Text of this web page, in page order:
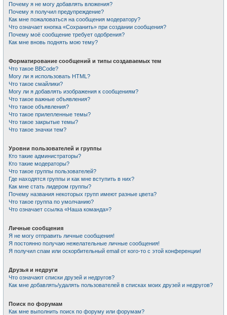
Почему я не могу добавлять вложения?
Почему я получил предупреждение?
Как мне пожаловаться на сообщения модератору?
Что означает кнопка «Сохранить» при создании сообщения?
Почему моё сообщение требует одобрения?
Как мне вновь поднять мою тему?
Форматирование сообщений и типы создаваемых тем
Что такое BBCode?
Могу ли я использовать HTML?
Что такое смайлики?
Могу ли я добавлять изображения к сообщениям?
Что такое важные объявления?
Что такое объявления?
Что такое прилепленные темы?
Что такое закрытые темы?
Что такое значки тем?
Уровни пользователей и группы
Кто такие администраторы?
Кто такие модераторы?
Что такое группы пользователей?
Где находятся группы и как мне вступить в них?
Как мне стать лидером группы?
Почему названия некоторых групп имеют разные цвета?
Что такое группа по умолчанию?
Что означает ссылка «Наша команда»?
Личные сообщения
Я не могу отправить личные сообщения!
Я постоянно получаю нежелательные личные сообщения!
Я получил спам или оскорбительный email от кого-то с этой конференции!
Друзья и недруги
Что означают списки друзей и недругов?
Как мне добавлять/удалять пользователей в списках моих друзей и недругов?
Поиск по форумам
Как мне выполнить поиск по форуму или форумам?